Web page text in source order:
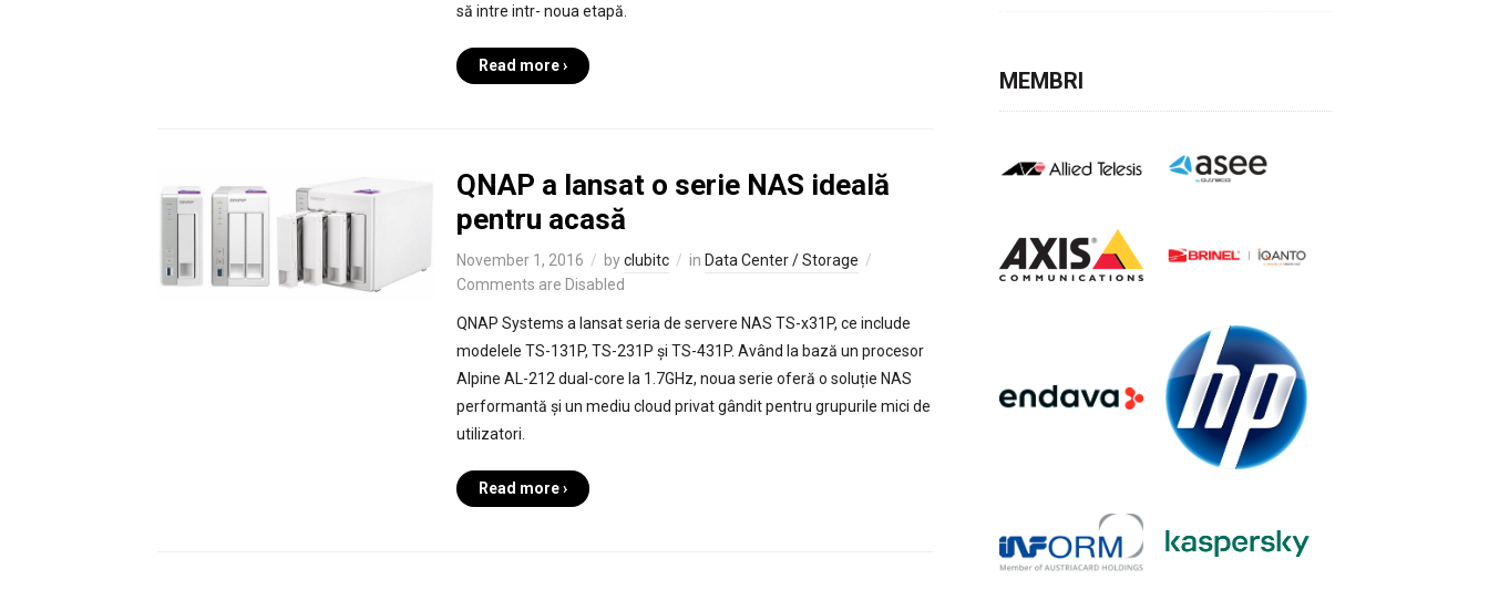
să intre intr- noua etapă.
Read more ›
QNAP a lansat o serie NAS ideală
pentru acasă
November 1, 2016 byclubitc in Data Center / Storage
Comments are Disabled
QNAP Systems a lansat seria de servere NAS TS-x31P, ce include
modelele TS-131P, TS-231P și TS-431P. Având la bază un procesor
Alpine AL-212 dual-core la 1.7GHz, noua serie oferă o soluție NAS
performantă și un mediu cloud privat gândit pentru grupurile mici de
utilizatori.
Read more ›
MEMBRI